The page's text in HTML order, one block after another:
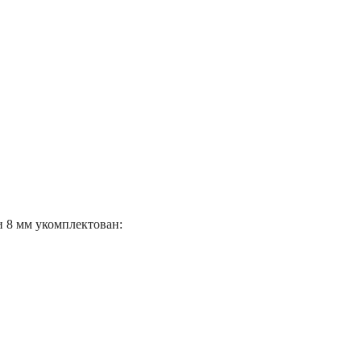
8 мм укомплектован: